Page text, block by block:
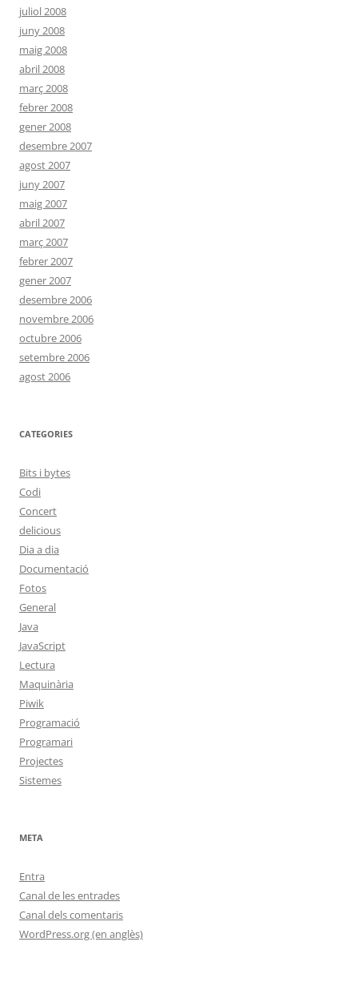
juliol 2008
juny 2008
maig 2008
abril 2008
març 2008
febrer 2008
gener 2008
desembre 2007
agost 2007
juny 2007
maig 2007
abril 2007
març 2007
febrer 2007
gener 2007
desembre 2006
novembre 2006
octubre 2006
setembre 2006
agost 2006
CATEGORIES
Bits i bytes
Codi
Concert
delicious
Dia a dia
Documentació
Fotos
General
Java
JavaScript
Lectura
Maquinària
Piwik
Programació
Programari
Projectes
Sistemes
META
Entra
Canal de les entrades
Canal dels comentaris
WordPress.org (en anglès)